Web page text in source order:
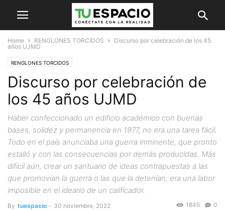
Home RENGLONES TORCIDOS
Discurso por celebración de los 45
años UJMD
RENGLONES TORCIDOS
Discurso por celebración de
los 45 años UJMD
Haber confeccionado un edificio académico con buenas
bases, solidez y permanencia en 1977, no era una tarea fácil.
Todo en el país anunciaba una guerra inminente, que pronto
estalló y con las consecuencias por demás producidas. Más
difícil aún, crear un santuario de ideas contrapuestas a las
que promovían la guerra o las que la detenían, era una labor
imposible en el ideario de un calificador.
By tuespacio - 30 noviembre, 2022 0
1845